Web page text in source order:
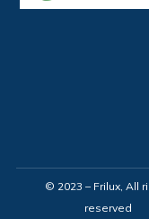
© 2023 – Frilux, All
reserved